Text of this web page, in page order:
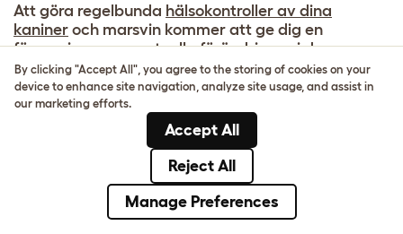
Att göra regelbunda hälsokontroller av dina
kaniner och marsvin kommer att ge dig en
förvarning om eventuella förändringar i deras
beteende eller utseende. Särskilt på hösten är det
viktigt att hålla utkik efter:
Vattniga eller variga ögon och näsor
Pälsavfall när pälsen inte verkar växa tillbaka
Röd, flagnande eller irriterad hud
Om du märker förändringar hos dina kaniner och
By clicking "Accept All", you agree to the storing of cookies on your
device to enhance site navigation, analyze site usage, and assist in
our marketing efforts.
Accept All
Reject All
Manage Preferences